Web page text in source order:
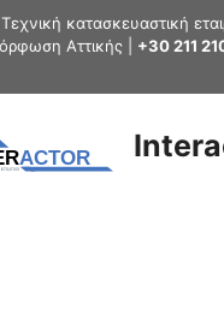
Τεχνική κατασκευαστική
Αττικής | +30 211